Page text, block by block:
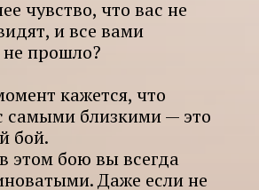
чувство, что вас не
и все вами
не прошло?
кажется, что
самыми близкими — это
бой.
этом бою вы всегда
Даже если не